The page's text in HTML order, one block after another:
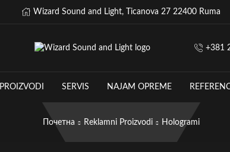
Wizard Sound and Light, Ticanova 27 22400 Ruma
+381
PROIZVODI SERVIS NAJAM OPREME
Почетна Reklamni Proizvodi Hologrami